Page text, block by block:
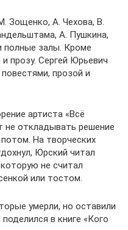
Зощенко, А. Чехова, В.
А. Пушкина,
полные залы. Кроме
прозу. Сергей Юрьевич
прозой и
артиста «Всё
не откладывать решение
На творческих
Юрский читал
не считал
или тостом.
умерли, но оставили
в книге «Кого